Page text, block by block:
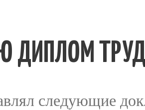
ДИПЛОМ
следующие